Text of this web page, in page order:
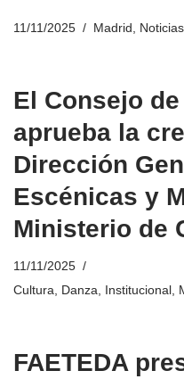
11/11/2025 Madrid Noticias
El Consejo
aprueba la
Dirección
Escénicas y
Ministerio de
11/11/2025
Cultura
Danza Institucional
FAETEDA